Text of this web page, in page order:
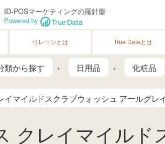
ID-POSマーケティングの羅針盤
Powered by
ウレコンとは True Dataとは
類から探す 日用品 化粧品
イマイルドスクラブウォッシュ アールグレ
クレイマイル